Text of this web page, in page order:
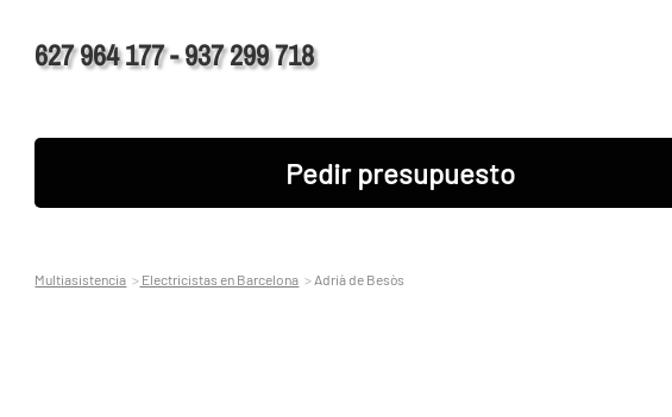
627 964 177 - 937 299 718
Pedir presupuesto
Multiasistencia Electricistas en Barcelona Adrià de Besòs